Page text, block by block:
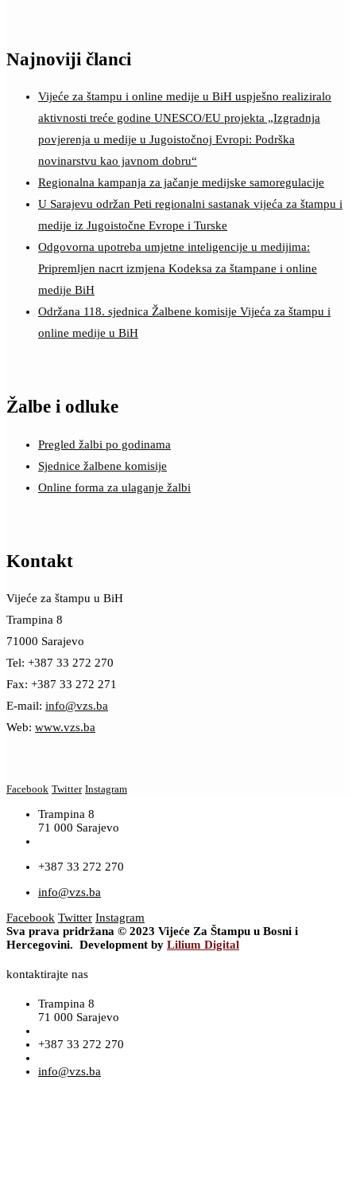
Najnoviji članci
Vijeće za štampu i online medije u BiH uspješno realiziralo
aktivnosti treće godine UNESCO/EU projekta „Izgradnja
povjerenja u medije u Jugoistočnoj Evropi: Podrška
novinarstvu kao javnom dobru“
Regionalna kampanja za jačanje medijske samoregulacije
U Sarajevu održan Peti regionalni sastanak vijeća za štampu i
medije iz Jugoistočne Evrope i Turske
Odgovorna upotreba umjetne inteligencije u medijima:
Pripremljen nacrt izmjena Kodeksa za štampane i online
medije BiH
Održana 118. sjednica Žalbene komisije Vijeća za štampu i
online medije u BiH
Žalbe i odluke
Pregled žalbi po godinama
Sjednice žalbene komisije
Online forma za ulaganje žalbi
Kontakt
Vijeće za štampu u BiH
Trampina 8
71000 Sarajevo
Tel: +387 33 272 270
Fax: +387 33 272 271
E-mail: info@vzs.ba
Web: www.vzs.ba
Facebook Twitter Instagram
Trampina 8
71 000 Sarajevo
+387 33 272 270
info@vzs.ba
Facebook Twitter Instagram
Sva prava pridržana © 2023 Vijeće Za Štampu u Bosni i
Hercegovini. Development by Lilium Digital
kontaktirajte nas
Trampina 8
71 000 Sarajevo
+387 33 272 270
info@vzs.ba